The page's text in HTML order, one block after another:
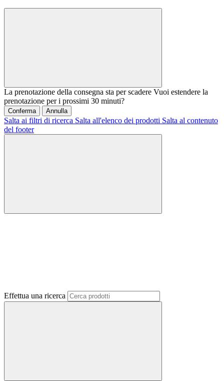
La prenotazione della consegna sta per scadere Vuoi estendere la
prenotazione per i prossimi 30 minuti?
Conferma Annulla
Salta ai filtri di ricerca Salta all'elenco dei prodotti Salta al contenuto
del footer
Effettua una ricerca